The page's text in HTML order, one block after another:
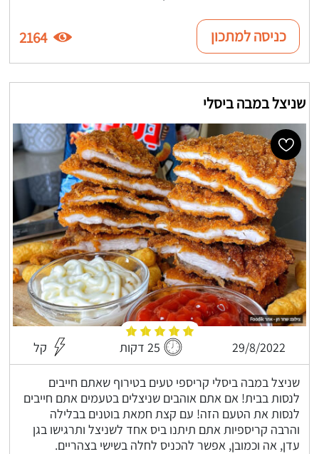
כניסה למתכון 2164
שניצל במבה ביסלי
29/8/2022 25 דקות קל
שניצל במבה ביסלי קריספי טעים בטירוף שאתם חייבים
לנסות בבית! אם אתם אוהבים שניצלים בטעמים אתם חייבים
לנסות את הטעם הזה! עם קצת חמאת בוטנים בבלילה
והרבה קריספיות אתם תיתנו ביס אחד לשניצל ותרגישו בגן
עדן, אה וכמובן, אפשר להכניס לחלה בשישי בצהריים.